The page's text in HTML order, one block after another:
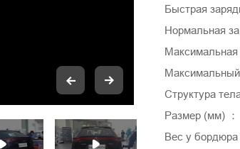
Быстрая
Нормальная
Максимальная
Структура
Размер (мм)
Вес у бордюра